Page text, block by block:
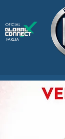
PAREJA
OFICIAL